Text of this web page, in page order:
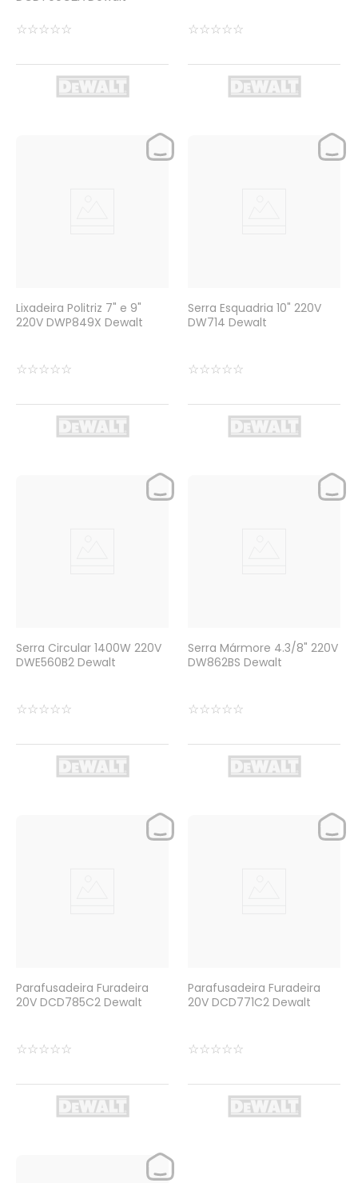
☆☆☆☆☆ ☆☆☆☆☆
Lixadeira Politriz 7" e 9"
220V DWP849X Dewalt
☆☆☆☆☆
Serra Esquadria 10" 220V
DW714 Dewalt
☆☆☆☆☆
Serra Circular 1400W 220V
DWE560B2 Dewalt
☆☆☆☆☆
Serra Mármore 4.3/8" 220V
DW862BS Dewalt
☆☆☆☆☆
Parafusadeira Furadeira
20V DCD785C2 Dewalt
☆☆☆☆☆
Parafusadeira Furadeira
20V DCD771C2 Dewalt
☆☆☆☆☆